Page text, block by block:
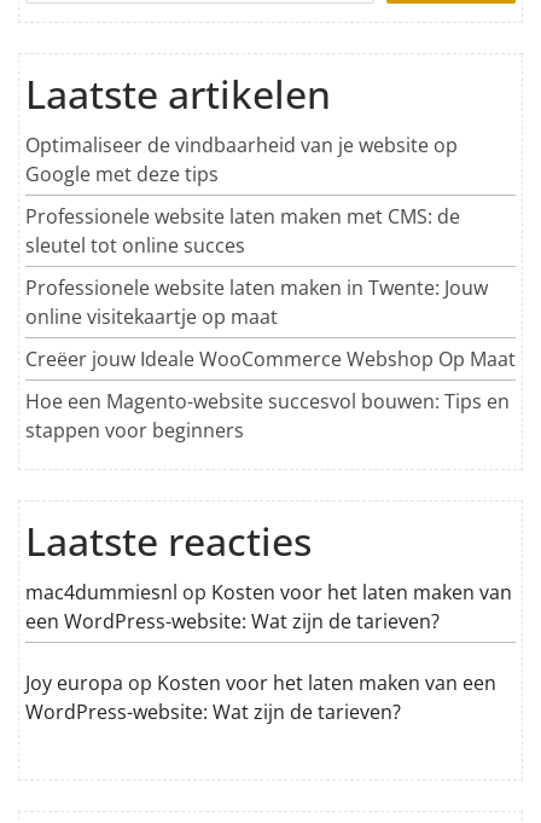
Laatste artikelen
Optimaliseer de vindbaarheid van je website op
Google met deze tips
Professionele website laten maken met CMS: de
sleutel tot online succes
Professionele website laten maken in Twente: Jouw
online visitekaartje op maat
Creëer jouw Ideale WooCommerce Webshop Op Maat
Hoe een Magento-website succesvol bouwen: Tips en
stappen voor beginners
Laatste reacties
mac4dummiesnl op Kosten voor het laten maken van
een WordPress-website: Wat zijn de tarieven?
Joy europa op Kosten voor het laten maken van een
WordPress-website: Wat zijn de tarieven?